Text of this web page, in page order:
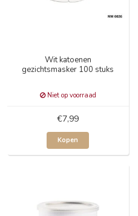
Wit katoenen
gezichtsmasker 100 stuks
Niet op voorraad
€7,99
Kopen